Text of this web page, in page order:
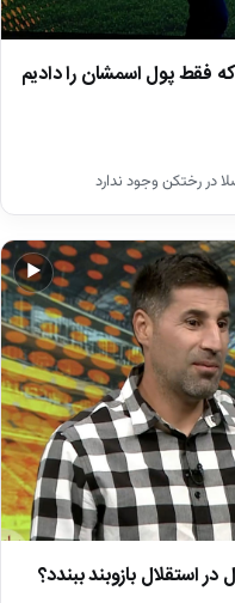
که فقط پول اسمشان را دادیم
در رختکن وجود ندارد
▶
استقلال بازوبند ببندد؟